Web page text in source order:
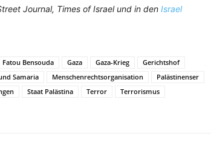
Journal, Times of Israel und in den Israel
Fatou Bensouda Gaza Gaza-Krieg
Gerichtshof
Samaria Menschenrechtsorganisation
Palästinenser
Staat Palästina Terror
Terrorismus